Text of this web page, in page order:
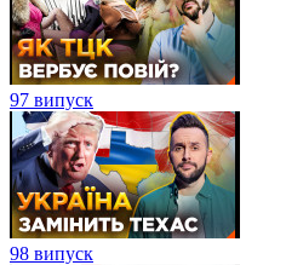
97 випуск
98 випуск